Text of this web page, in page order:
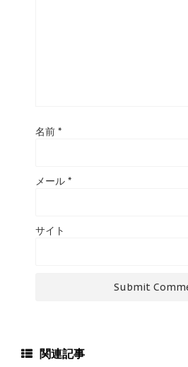
名前 *
メール *
サイト
関連記事